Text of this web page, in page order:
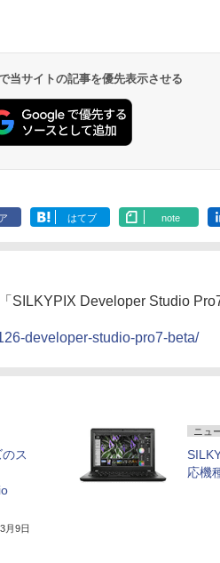
当サイトの記事を優先表示させる
はてブ note
SILKYPIX Developer Studio
developer-studio-pro7-beta/
ス
月9日
ニュ
応機